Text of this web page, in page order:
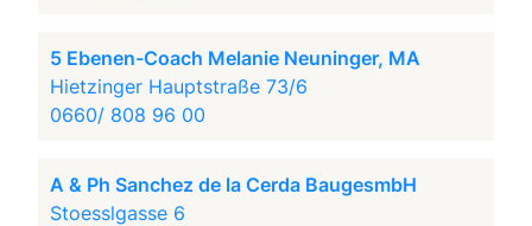
5 Ebenen-Coach Melanie Neuninger, MA
Hietzinger Hauptstraße 73/6
0660/ 808 96 00
A & Ph Sanchez de la Cerda BaugesmbH
Stoesslgasse 6